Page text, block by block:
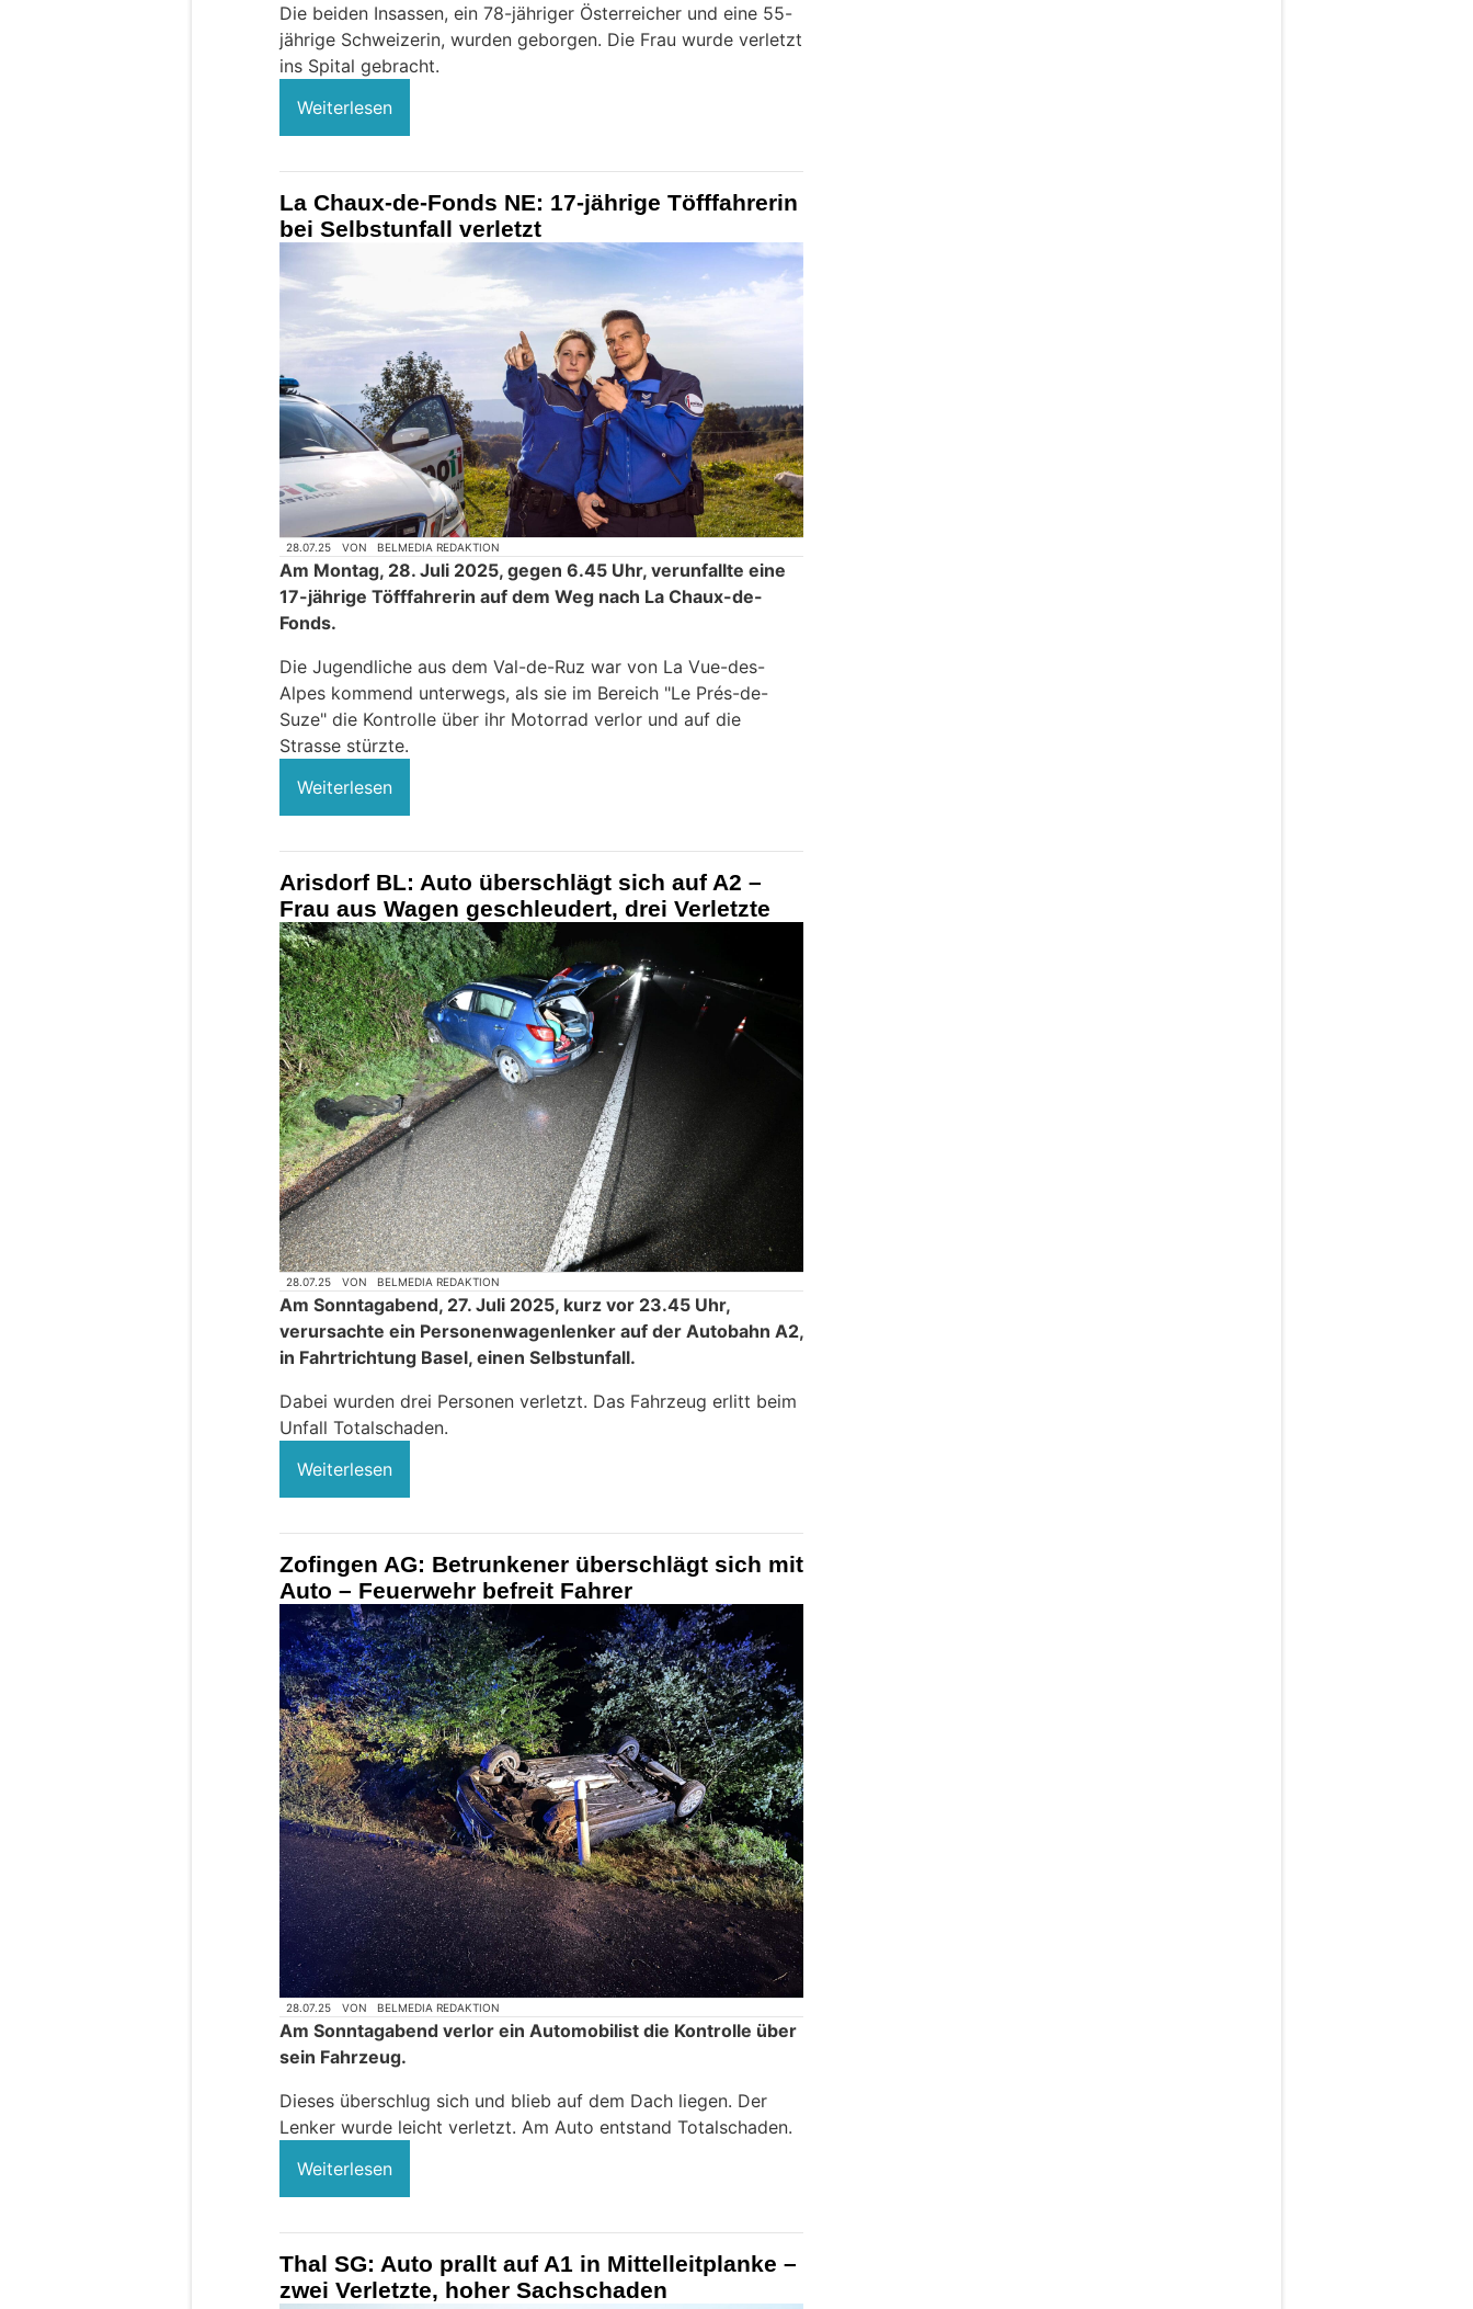
Die beiden Insassen, ein 78-jähriger Österreicher und eine 55-
jährige Schweizerin, wurden geborgen. Die Frau wurde verletzt
ins Spital gebracht.
Weiterlesen
La Chaux-de-Fonds NE: 17-jährige Töfffahrerin
bei Selbstunfall verletzt
28.07.25 VON BELMEDIA REDAKTION
Am Montag, 28. Juli 2025, gegen 6.45 Uhr, verunfallte eine
17-jährige Töfffahrerin auf dem Weg nach La Chaux-de-
Fonds.
Die Jugendliche aus dem Val-de-Ruz war von La Vue-des-
Alpes kommend unterwegs, als sie im Bereich "Le Prés-de-
Suze" die Kontrolle über ihr Motorrad verlor und auf die
Strasse stürzte.
Weiterlesen
Arisdorf BL: Auto überschlägt sich auf A2 –
Frau aus Wagen geschleudert, drei Verletzte
28.07.25 VON BELMEDIA REDAKTION
Am Sonntagabend, 27. Juli 2025, kurz vor 23.45 Uhr,
verursachte ein Personenwagenlenker auf der Autobahn A2,
in Fahrtrichtung Basel, einen Selbstunfall.
Dabei wurden drei Personen verletzt. Das Fahrzeug erlitt beim
Unfall Totalschaden.
Weiterlesen
Zofingen AG: Betrunkener überschlägt sich mit
Auto – Feuerwehr befreit Fahrer
28.07.25 VON BELMEDIA REDAKTION
Am Sonntagabend verlor ein Automobilist die Kontrolle über
sein Fahrzeug.
Dieses überschlug sich und blieb auf dem Dach liegen. Der
Lenker wurde leicht verletzt. Am Auto entstand Totalschaden.
Weiterlesen
Thal SG: Auto prallt auf A1 in Mittelleitplanke –
zwei Verletzte, hoher Sachschaden